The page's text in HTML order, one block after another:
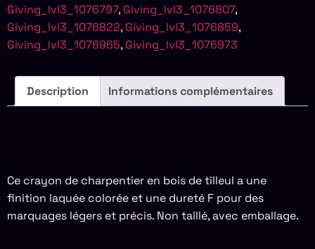
Giving_lvl3_1076797, Giving_lvl3_1076807,
Giving_lvl3_1076822, Giving_lvl3_1076859,
Giving_lvl3_1076965, Giving_lvl3_1076973
Description Informations complémentaires
Ce crayon de charpentier en bois de tilleul a une
finition laquée colorée et une dureté F pour des
marquages légers et précis. Non taillé, avec emballage.